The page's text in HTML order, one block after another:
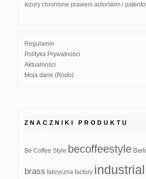
wzory chronione prawem autorskim i
Regulamin
Polityka Prywatności
Aktualności
Moja dane (Rodo)
ZNACZNIKI PRODUKTU
Be Coffee Style becoffeestyle
brass fabryczna factory industrial